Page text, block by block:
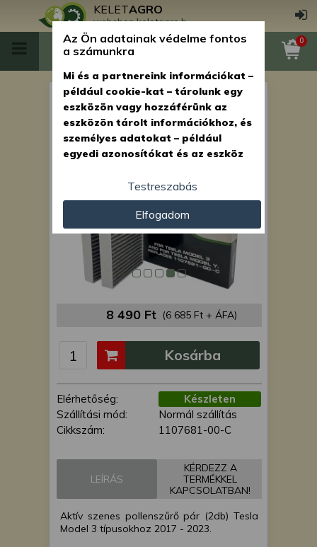
KELETAGRO
webshop.keletagro.hu
0
1 pár Pollenszűrő Tesla Model
3, aktívszenes
8 490 Ft (6 685 Ft + ÁFA)
Elérhetőség:
Készleten
Szállítási mód:
Normál szállítás
Cikkszám:
1107681-00-C
Kosárba
LEÍRÁS
KÉRDEZZ A
TERMÉKKEL
KAPCSOLATBAN!
Aktív szenes pollenszűrő pár (2db) Tesla
Model 3 típusokhoz 2017 - 2023.
Az Ön adatainak védelme fontos
a számunkra
Mi és a partnereink információkat –
például cookie-kat – tárolunk egy
eszközön vagy hozzáférünk az
eszközön tárolt információkhoz, és
személyes adatokat – például
egyedi azonosítókat és az eszköz
információkat – kezelünk személyre
szabott hirdetések és tartalom
nyújtásához, hirdetés- és
tartalomméréshez, nézettségi
adatok gyűjtéséhez, valamint
termékek kifejlesztéséhez és a
termékek javításához. Az Ön
engedélyével mi és a partnereink
eszközleolvasásos módszerrel
adatokat és azonosítási
információkat is felhasználhatunk.
A megfelelő helyre kattintva
hozzájárulhat ahhoz, hogy mi és a
partnereink a fent leírtak szerint
adatkezelést végezzünk. Másik
lehetőségként a hozzájárulás
részletesebb információkhoz
juthat, és megváltoztathatja
beállításait. Felhívjuk figyelmét,
hogy személyes adatainak
bizonyos kezeléséhez nem
Testreszabás
Elfogadom